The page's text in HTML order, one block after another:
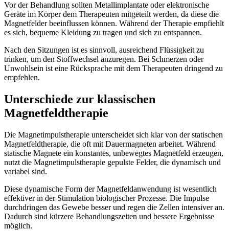
Vor der Behandlung sollten Metallimplantate oder elektronische
Geräte im Körper dem Therapeuten mitgeteilt werden, da diese die
Magnetfelder beeinflussen können. Während der Therapie empfiehlt
es sich, bequeme Kleidung zu tragen und sich zu entspannen.
Nach den Sitzungen ist es sinnvoll, ausreichend Flüssigkeit zu
trinken, um den Stoffwechsel anzuregen. Bei Schmerzen oder
Unwohlsein ist eine Rücksprache mit dem Therapeuten dringend zu
empfehlen.
Unterschiede zur klassischen
Magnetfeldtherapie
Die Magnetimpulstherapie unterscheidet sich klar von der statischen
Magnetfeldtherapie, die oft mit Dauermagneten arbeitet. Während
statische Magnete ein konstantes, unbewegtes Magnetfeld erzeugen,
nutzt die Magnetimpulstherapie gepulste Felder, die dynamisch und
variabel sind.
Diese dynamische Form der Magnetfeldanwendung ist wesentlich
effektiver in der Stimulation biologischer Prozesse. Die Impulse
durchdringen das Gewebe besser und regen die Zellen intensiver an.
Dadurch sind kürzere Behandlungszeiten und bessere Ergebnisse
möglich.